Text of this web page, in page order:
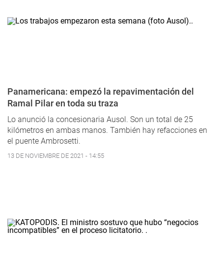
Panamericana: empezó la repavimentación del
Ramal Pilar en toda su traza
Lo anunció la concesionaria Ausol. Son un total de 25
kilómetros en ambas manos. También hay refacciones en
el puente Ambrosetti.
13 DE NOVIEMBRE DE 2021 - 14:55